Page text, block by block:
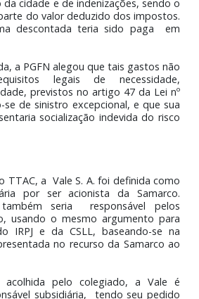
atividade. Na normativa, esses
como dedutíveis das tributações.
das despesas fixadas em
com municípios, o Ministério
Pública da União
Um deles, o Termo de
Conduta (TTAC), definiu a criação
inicialmente designada para
da cidade e de indenizações,
parte do valor deduzido dos
descontada teria sido paga
a PGFN alegou que tais gastos
legais de
previstos no artigo 47 da
se de sinistro excepcional, e que
socialização indevida do